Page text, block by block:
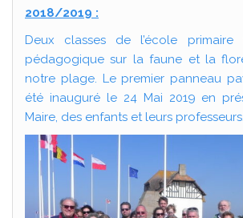
2018/2019 :
Deux classes de l’école
pédagogique sur la faune et la
notre plage. Le premier panneau
été inauguré le 24 Mai 2019 en
Maire, des enfants et leurs professeurs.